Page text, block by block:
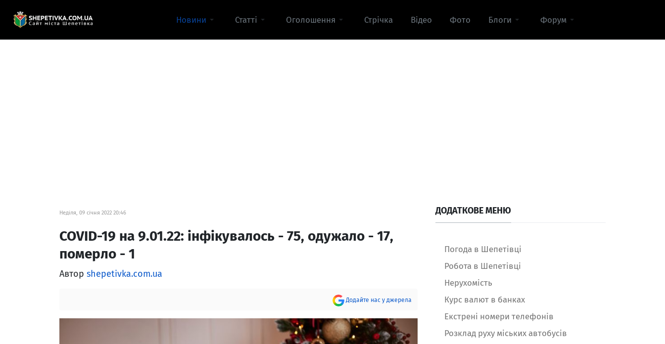
Новини Статті Оголошення Стрічка Відео Фото Блоги Форум
Неділя, 09 січня 2022 20:46
COVID-19 на 9.01.22: інфікувалось - 75, одужало - 17,
померло - 1
Автор shepetivka.com.ua
Додайте нас у джерела
ДОДАТКОВЕ МЕНЮ
Погода в Шепетівці
Робота в Шепетівці
Нерухомість
Курс валют в банках
Екстрені номери телефонів
Розклад руху міських автобусів